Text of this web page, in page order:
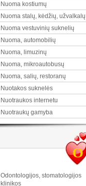
Nuoma kostiumų
Nuoma stalų, kėdžių, užvalkalų
Nuoma vestuvinių suknelių
Nuoma, automobilių
Nuoma, limuzinų
Nuoma, mikroautobusų
Nuoma, salių, restoranų
Nuotakos suknelės
Nuotraukos internetu
Nuotraukų gamyba
O
Odontologijos, stomatologijos
klinikos